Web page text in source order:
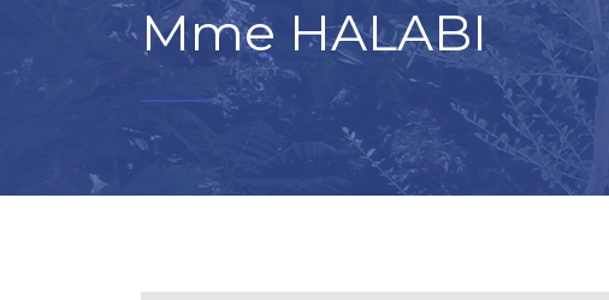
Mme HALABI